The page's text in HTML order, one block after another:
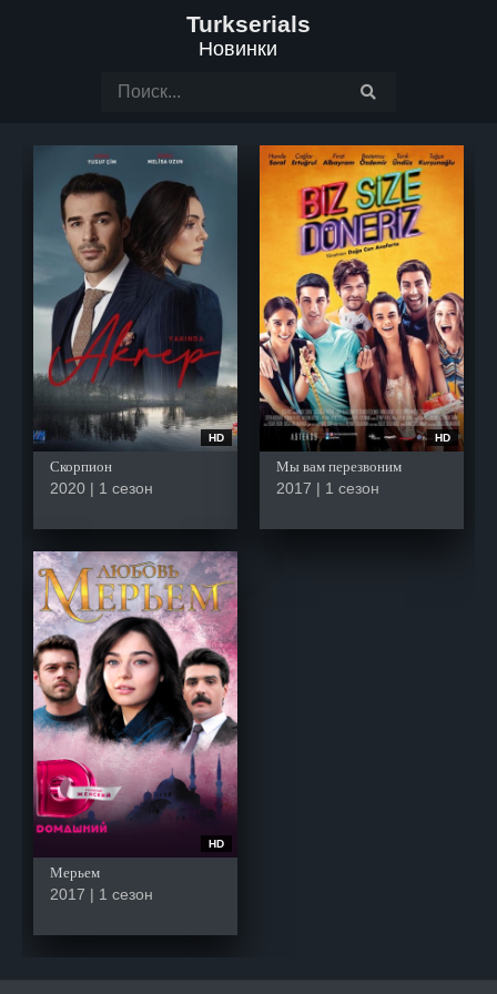
Turkserials
Новинки
HD
Скорпион
2020 | 1 сезон
HD
Мы вам перезвоним
2017 | 1 сезон
HD
Мерьем
2017 | 1 сезон